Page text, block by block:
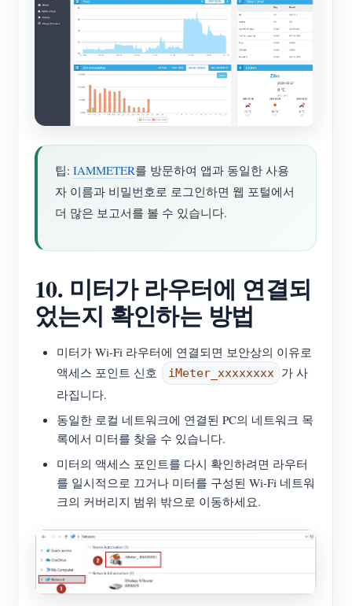
팁: IAMMETER를 방문하여 앱과 동일한 사용
자 이름과 비밀번호로 로그인하면 웹 포털에서
더 많은 보고서를 볼 수 있습니다.
10. 미터가 라우터에 연결되
었는지 확인하는 방법
미터가 Wi-Fi 라우터에 연결되면 보안상의 이유로
액세스 포인트 신호
iMeter_xxxxxxxx 가 사
라집니다.
동일한 로컬 네트워크에 연결된 PC의 네트워크 목
록에서 미터를 찾을 수 있습니다.
미터의 액세스 포인트를 다시 확인하려면 라우터
를 일시적으로 끄거나 미터를 구성된 Wi-Fi 네트워
크의 커버리지 범위 밖으로 이동하세요.